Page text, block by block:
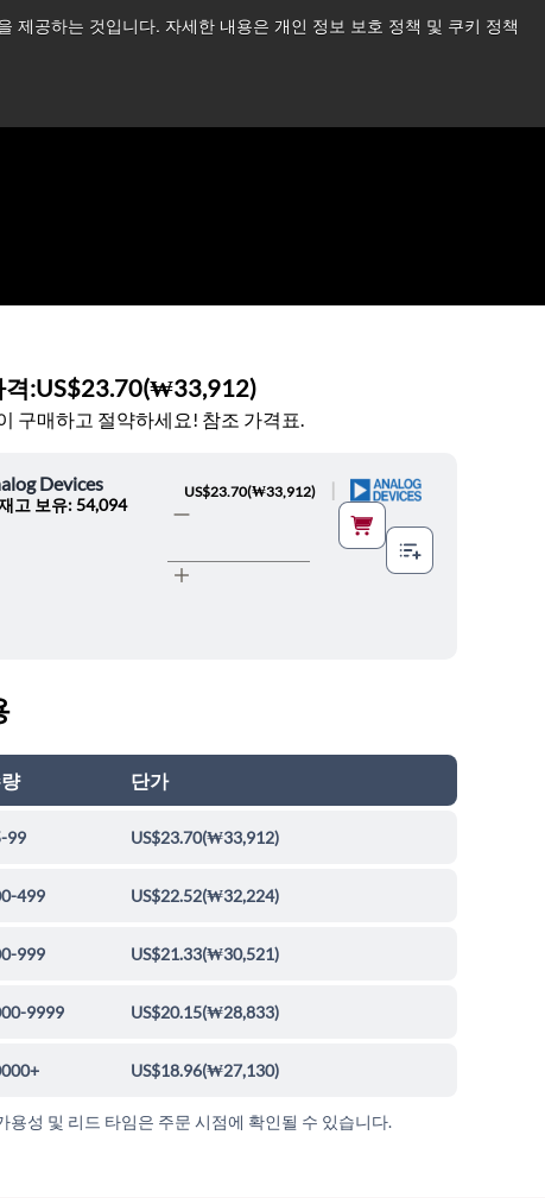
제공하는 것입니다. 자세한 내용은 개인 정보 보호 정책 및 쿠키 정책
니다. 더 읽어보기 →
격:US$23.70(₩33,912)
구매하고 절약하세요! 참조 가격표.
Devices
고 보유: 54,094
US$23.70(₩33,912)
단가
99 US$23.70(₩33,912)
499 US$22.52(₩32,224)
999 US$21.33(₩30,521)
9999 US$20.15(₩28,833)
US$18.96(₩27,130)
용성 및 리드 타임은 주문 시점에 확인될 수 있습니다.